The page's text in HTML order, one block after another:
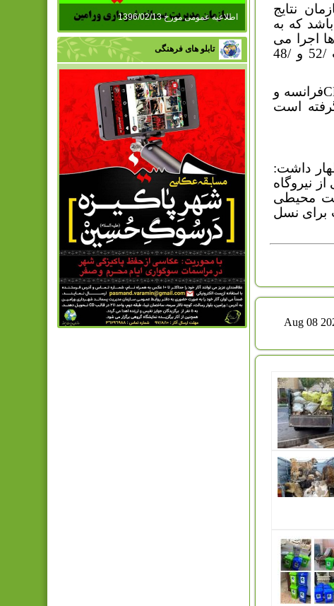
نتایج
که به
اجرا می
گردد نسبت پسماندهای تر و خشک به کل پسماندها به ترتیب /52 و /48
فرانسه و
است
داشت:
نیروگاه
محیطی
برای نسل
اطلاعیه عمومی مورخ 1396/02/13
تابلو های فرهنگی